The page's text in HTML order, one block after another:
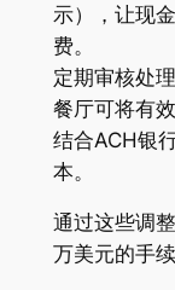
示），让现
费。
定期审核处
餐厅可将有
结合ACH银
本。
通过这些调
万美元的手